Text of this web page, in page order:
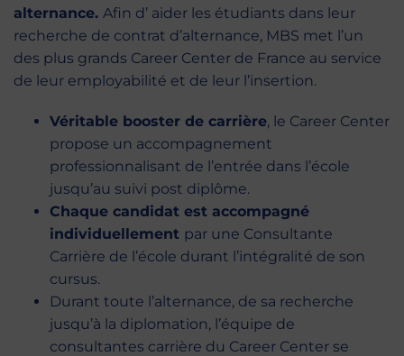
alternance. Afin d’ aider les étudiants dans leur
recherche de contrat d’alternance, MBS met l’un
des plus grands Career Center de France au service
de leur employabilité et de leur l’insertion.
Véritable booster de carrière, le Career Center
propose un accompagnement
professionnalisant de l’entrée dans l’école
jusqu’au suivi post diplôme.
Chaque candidat est accompagné
individuellement par une Consultante
Carrière de l’école durant l’intégralité de son
cursus.
Durant toute l’alternance, de sa recherche
jusqu’à la diplomation, l’équipe de
consultantes carrière du Career Center se